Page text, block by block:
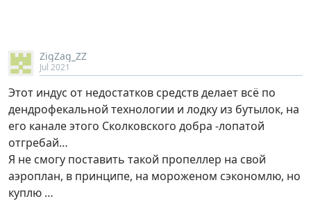
ZigZag_ZZ
Jul 2021
Этот индус от недостатков средств делает всё по
дендрофекальной технологии и лодку из бутылок, на
его канале этого Сколковского добра -лопатой
отгребай…
Я не смогу поставить такой пропеллер на свой
аэроплан, в принципе, на мороженом сэкономлю, но
куплю …